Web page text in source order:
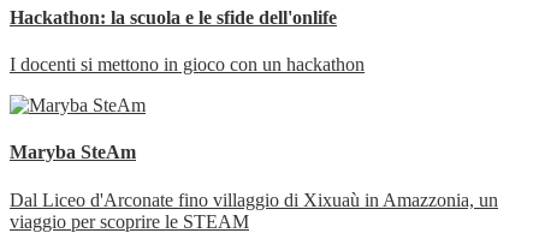
Hackathon: la scuola e le sfide dell'onlife
I docenti si mettono in gioco con un hackathon
Maryba SteAm
Dal Liceo d'Arconate fino villaggio di Xixuaù in Amazzonia, un
viaggio per scoprire le STEAM